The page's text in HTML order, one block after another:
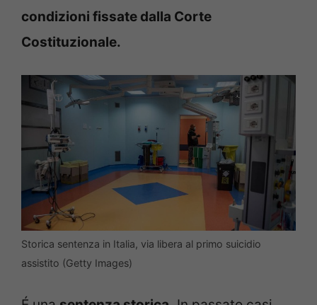
condizioni fissate dalla Corte
Costituzionale.
Storica sentenza in Italia, via libera al primo suicidio
assistito (Getty Images)